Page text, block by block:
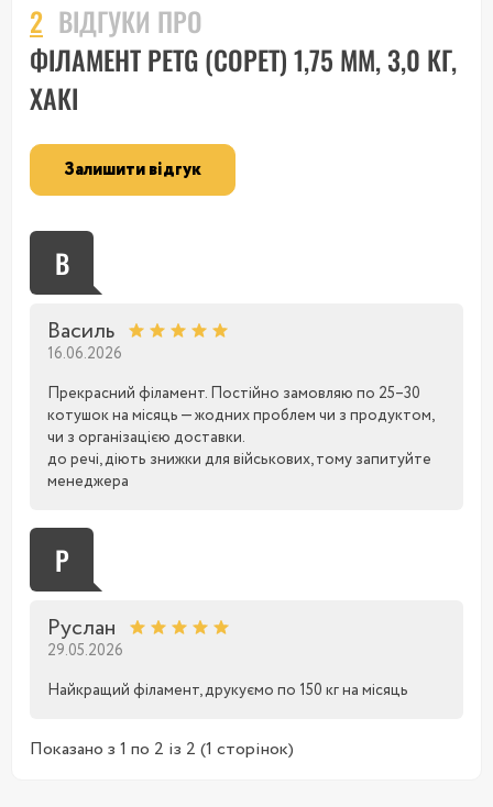
2 ВІДГУКИ ПРО
ФІЛАМЕНТ PETG (COPET) 1,75 ММ, 3,0 КГ,
ХАКІ
Залишити відгук
В
Василь
16.06.2026
Прекрасний філамент. Постійно замовляю по 25–30
котушок на місяць — жодних проблем чи з продуктом,
чи з організацією доставки.
до речі, діють знижки для військових, тому запитуйте
менеджера
Р
Руслан
29.05.2026
Найкращий філамент, друкуємо по 150 кг на місяць
Показано з 1 по 2 із 2 (1 сторінок)